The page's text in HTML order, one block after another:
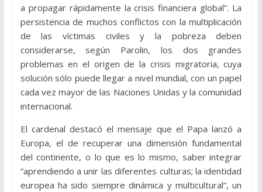
a propagar rápidamente la crisis financiera global”. La
persistencia de muchos conflictos con la multiplicación
de las víctimas civiles y la pobreza deben
considerarse, según Parolin, los dos grandes
problemas en el origen de la crisis migratoria, cuya
solución sólo puede llegar a nivel mundial, con un papel
cada vez mayor de las Naciones Unidas y la comunidad
internacional.
El cardenal destacó el mensaje que el Papa lanzó a
Europa, el de recuperar una dimensión fundamental
del continente, o lo que es lo mismo, saber integrar
“aprendiendo a unir las diferentes culturas; la identidad
europea ha sido siempre dinámica y multicultural”, un